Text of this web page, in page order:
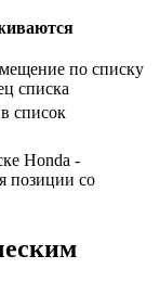
по списку
списка
список
Honda -
позиции со